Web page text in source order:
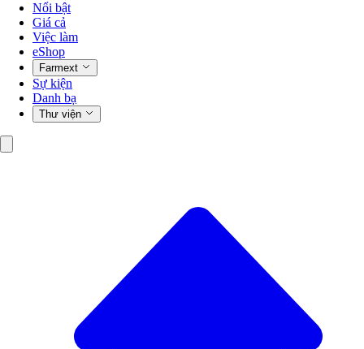
Nổi bật
Giá cả
Việc làm
eShop
Farmext
Sự kiện
Danh bạ
Thư viện